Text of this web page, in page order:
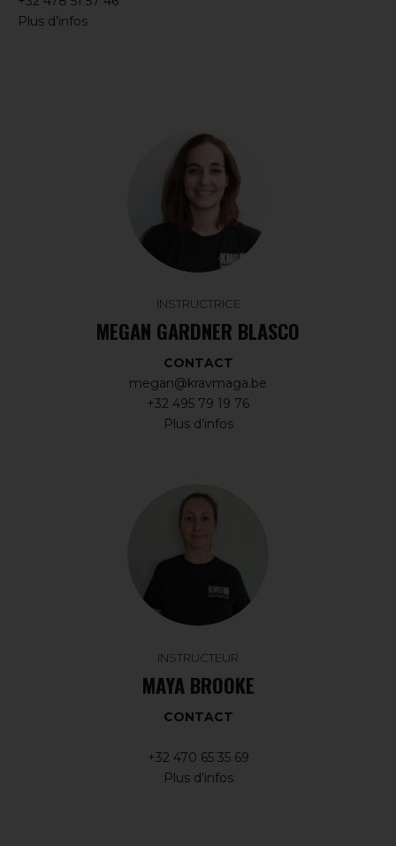
Plus d’infos
INSTRUCTRICE
MEGAN GARDNER BLASCO
CONTACT
megan@kravmaga.be
+32 495 79 19 76
Plus d’infos
INSTRUCTEUR
MAYA BROOKE
CONTACT
+32 470 65 35 69
Plus d’infos